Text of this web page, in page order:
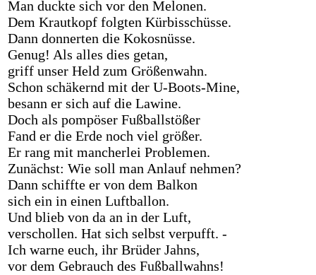
Man duckte sich vor den Melonen.
Dem Krautkopf folgten Kürbisschüsse.
Dann donnerten die Kokosnüsse.
Genug! Als alles dies getan,
griff unser Held zum Größenwahn.
Schon schäkernd mit der U-Boots-Mine,
besann er sich auf die Lawine.
Doch als pompöser Fußballstößer
Fand er die Erde noch viel größer.
Er rang mit mancherlei Problemen.
Zunächst: Wie soll man Anlauf nehmen?
Dann schiffte er von dem Balkon
sich ein in einen Luftballon.
Und blieb von da an in der Luft,
verschollen. Hat sich selbst verpufft. -
Ich warne euch, ihr Brüder Jahns,
vor dem Gebrauch des Fußballwahns!